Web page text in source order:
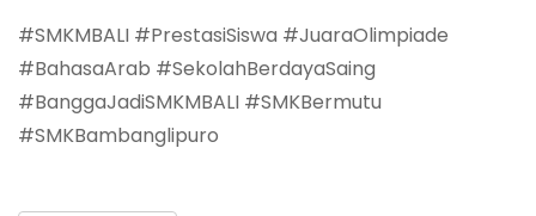
#SMKMBALI #PrestasiSiswa #JuaraOlimpiade
#BahasaArab #SekolahBerdayaSaing
#BanggaJadiSMKMBALI #SMKBermutu
#SMKBambanglipuro